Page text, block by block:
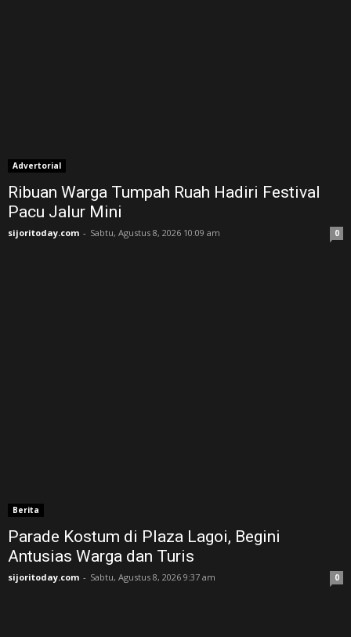
Advertorial
Ribuan Warga Tumpah Ruah Hadiri Festival
Pacu Jalur Mini
sijoritoday.com - Sabtu, Agustus 8, 2026 10:09 am 0
Berita
Parade Kostum di Plaza Lagoi, Begini
Antusias Warga dan Turis
sijoritoday.com - Sabtu, Agustus 8, 2026 9:37 am 0